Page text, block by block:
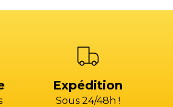
Expédition
Sous 24/48h !